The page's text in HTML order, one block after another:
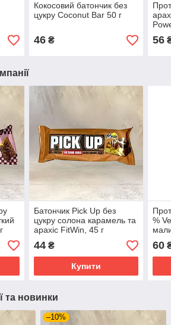
Кокосовий батончик без
цукру Coconut Bar 50 г
46₴ 56
Батончик Pick Up без
цукру солона карамель та
арахіс FitWin, 45 г
44₴
Купити
%
60
та новинки
–10%